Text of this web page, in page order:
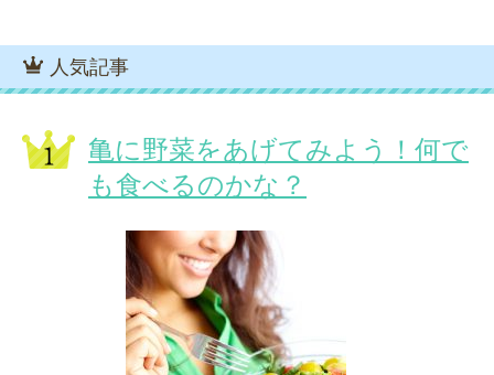
人気記事
亀に野菜をあげてみよう！何で
も食べるのかな？